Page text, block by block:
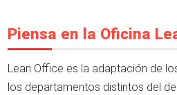
Piensa en la Oficina
Lean Office es la adaptación de
los departamentos distintos del